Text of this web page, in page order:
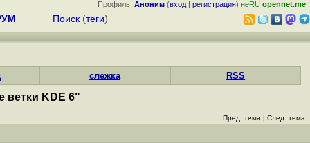
Профиль: Аноним (вход | регистрация) неRU opennet.me
Поиск (теги)
слежка RSS
ветки KDE 6"
Пред. тема | След. тема